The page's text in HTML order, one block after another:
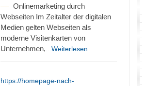
Onlinemarketing durch
Webseiten Im Zeitalter der digitalen
Medien gelten Webseiten als
moderne Visitenkarten von
Unternehmen, ...Weiterlesen
https://homepage-nach-